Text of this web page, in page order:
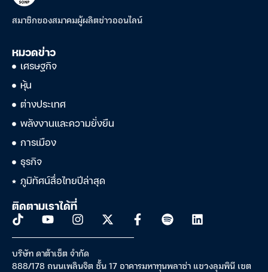
สมาชิกของสมาคมผู้ผลิตข่าวออนไลน์
หมวดข่าว
เศรษฐกิจ
หุ้น
ต่างประเทศ
พลังงานและความยั่งยืน
การเมือง
ธุรกิจ
ภูมิทัศน์สื่อไทยปีล่าสุด
ติดตามเราได้ที่
บริษัท ดาต้าเซ็ต จำกัด
888/178 ถนนเพลินจิต ชั้น 17 อาคารมหาทุนพลาซ่า แขวงลุมพินี เขต